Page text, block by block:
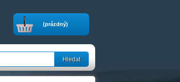
(prázdný)